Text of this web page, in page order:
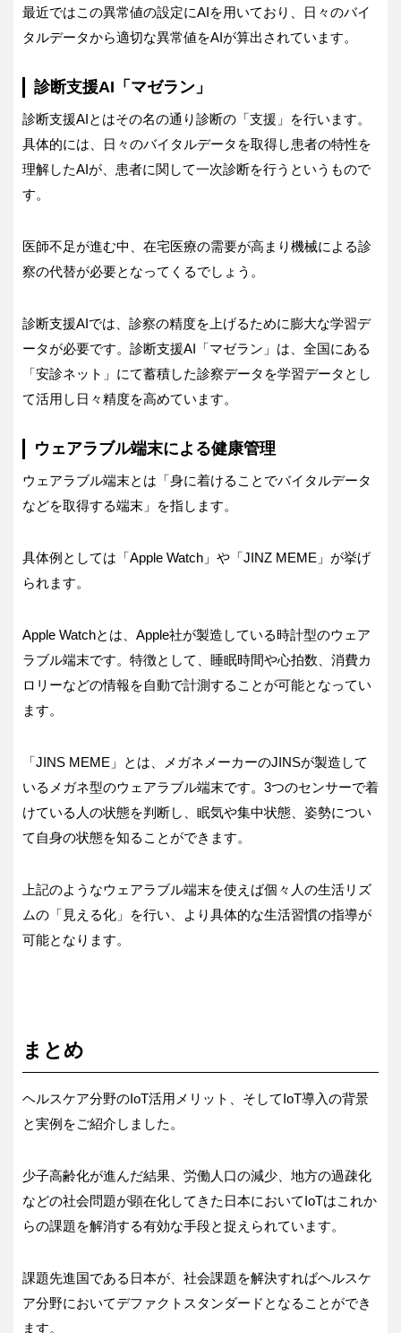
最近ではこの異常値の設定にAIを用いており、日々のバイ
タルデータから適切な異常値をAIが算出されています。
診断支援AI「マゼラン」
診断支援AIとはその名の通り診断の「支援」を行います。
具体的には、日々のバイタルデータを取得し患者の特性を
理解したAIが、患者に関して一次診断を行うというもので
す。
医師不足が進む中、在宅医療の需要が高まり機械による診
察の代替が必要となってくるでしょう。
診断支援AIでは、診察の精度を上げるために膨大な学習デ
ータが必要です。診断支援AI「マゼラン」は、全国にある
「安診ネット」にて蓄積した診察データを学習データとし
て活用し日々精度を高めています。
ウェアラブル端末による健康管理
ウェアラブル端末とは「身に着けることでバイタルデータ
などを取得する端末」を指します。
具体例としては「Apple Watch」や「JINZ MEME」が挙げ
られます。
Apple Watchとは、Apple社が製造している時計型のウェア
ラブル端末です。特徴として、睡眠時間や心拍数、消費カ
ロリーなどの情報を自動で計測することが可能となってい
ます。
「JINS MEME」とは、メガネメーカーのJINSが製造して
いるメガネ型のウェアラブル端末です。3つのセンサーで着
けている人の状態を判断し、眠気や集中状態、姿勢につい
て自身の状態を知ることができます。
上記のようなウェアラブル端末を使えば個々人の生活リズ
ムの「見える化」を行い、より具体的な生活習慣の指導が
可能となります。
まとめ
ヘルスケア分野のIoT活用メリット、そしてIoT導入の背景
と実例をご紹介しました。
少子高齢化が進んだ結果、労働人口の減少、地方の過疎化
などの社会問題が顕在化してきた日本においてIoTはこれか
らの課題を解消する有効な手段と捉えられています。
課題先進国である日本が、社会課題を解決すればヘルスケ
ア分野においてデファクトスタンダードとなることができ
ます。